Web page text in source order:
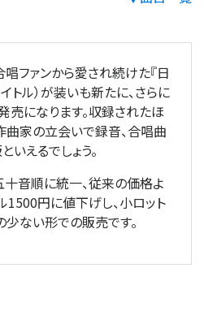
ファンから愛され続けた『日
ル）が装いも新たに、さらに
売になります。収録されたほ
曲家の立会いで録音、合唱曲
えるでしょう。
音順に統一、従来の価格よ
1500円に値下げし、小ロット
ない形での販売です。